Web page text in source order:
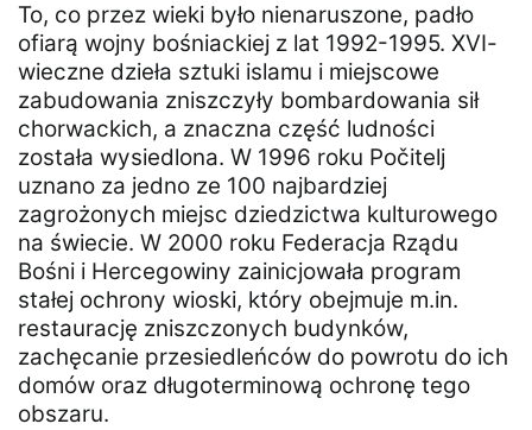
To, co przez wieki było nienaruszone, padło
ofiarą wojny bośniackiej z lat 1992-1995. XVI-
wieczne dzieła sztuki islamu i miejscowe
zabudowania zniszczyły bombardowania sił
chorwackich, a znaczna część ludności
została wysiedlona. W 1996 roku Počitelj
uznano za jedno ze 100 najbardziej
zagrożonych miejsc dziedzictwa kulturowego
na świecie. W 2000 roku Federacja Rządu
Bośni i Hercegowiny zainicjowała program
stałej ochrony wioski, który obejmuje m.in.
restaurację zniszczonych budynków,
zachęcanie przesiedleńców do powrotu do ich
domów oraz długoterminową ochronę tego
obszaru.